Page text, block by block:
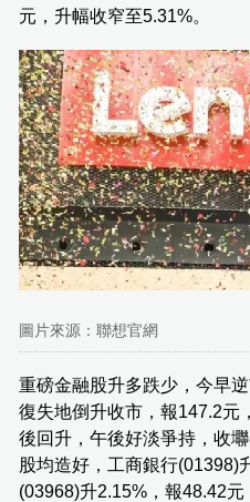
元，升幅收窄至5.31%。
圖片來源：聯想官網
重磅金融股升多跌少，今早
復失地倒升收市，報147.2元
後回升，午後好淡爭持，收
股均造好，工商銀行(01398)
(03968)升2.15%，報48.42